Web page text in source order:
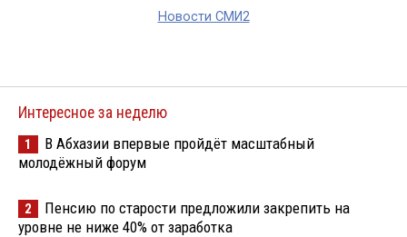
Новости СМИ2
Интересное за неделю
1
В Абхазии впервые пройдёт масштабный
молодёжный форум
2
Пенсию по старости предложили закрепить на
уровне не ниже 40% от заработка